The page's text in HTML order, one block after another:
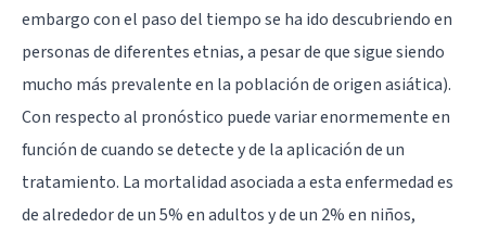
embargo con el paso del tiempo se ha ido descubriendo en
personas de diferentes etnias, a pesar de que sigue siendo
mucho más prevalente en la población de origen asiática).
Con respecto al pronóstico puede variar enormemente en
función de cuando se detecte y de la aplicación de un
tratamiento. La mortalidad asociada a esta enfermedad es
de alrededor de un 5% en adultos y de un 2% en niños,